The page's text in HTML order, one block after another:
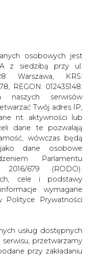
A A
SIĘ
osobowych jest
z siedzibą przy ul.
Warszawa, KRS:
REGON: 012435148.
naszych serwisów
Twój adres IP,
nt. aktywności lub
dane te pozwalają
wówczas będą
dane osobowe
Parlamentu
679 (RODO).
cele i podstawy
wymagane
Polityce Prywatności
usług dostępnych
przetwarzamy
przy zakładaniu